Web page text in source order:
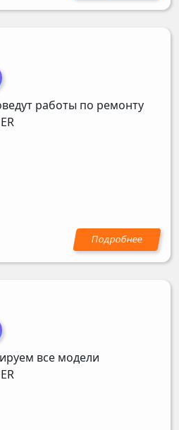
работы по ремонту
все модели